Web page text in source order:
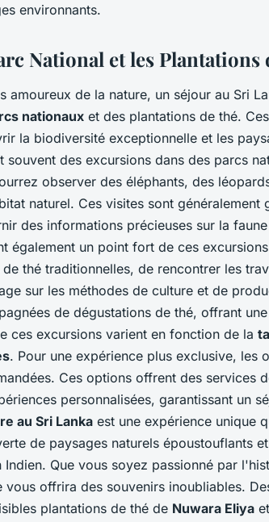
environnants.
National et les Plantations
amoureux de la nature, un séjour au Sri
nationaux et des plantations de thé.
la biodiversité exceptionnelle et les
souvent des excursions dans des parcs
observer des éléphants, des
naturel. Ces visites sont
des informations précieuses sur la
également un point fort de ces
thé traditionnelles, de rencontrer les
sur les méthodes de culture et de
de dégustations de thé, offrant
ces excursions varient en fonction de la
. Pour une expérience plus exclusive, les
Ces options offrent des services
personnalisées, garantissant un
au Sri Lanka est une expérience unique
de paysages naturels époustouflants
Indien. Que vous soyez passionné par
vous offrira des souvenirs inoubliables.
plantations de thé de Nuwara Eliya